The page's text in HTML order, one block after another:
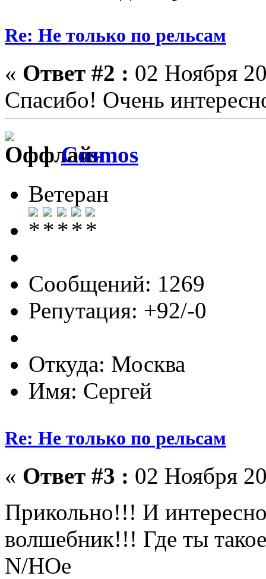
Re: Не только по рельсам
« Ответ #2 : 02 Ноября
Спасибо! Очень
Cosmos
Ветеран
Сообщений: 1269
Репутация: +92/-0
Откуда: Москва
Имя: Сергей
Re: Не только по рельсам
« Ответ #3 : 02 Ноября
Прикольно!!! И
волшебник!!! Где ты
N/НОе